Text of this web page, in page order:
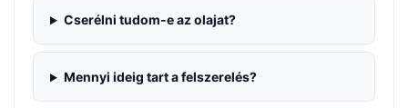
Cserélni tudom-e az olajat?
Mennyi ideig tart a felszerelés?